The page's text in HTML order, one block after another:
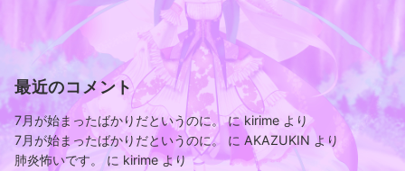
最近のコメント
7月が始まったばかりだというのに。にkirime より
7月が始まったばかりだというのに。 に AKAZUKIN より
肺炎怖いです。
に kirimeより